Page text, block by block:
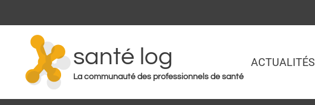
santé log
La communauté des professionnels de santé
ACTUALITÉS